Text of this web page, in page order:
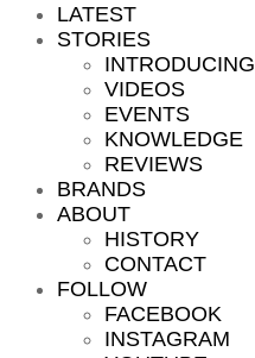
LATEST
STORIES
INTRODUCING
VIDEOS
EVENTS
KNOWLEDGE
REVIEWS
BRANDS
ABOUT
HISTORY
CONTACT
FOLLOW
FACEBOOK
INSTAGRAM